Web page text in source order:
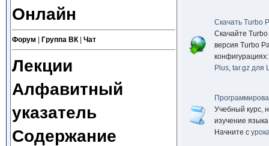
Онлайн
Форум Группа ВК| Чат
Лекции
Алфавитный
указатель
Содержание
Скачать Turbo
Скачайте
версия Turbo
Plus, tar.gz для
Учебный курс,
изучение
Начните с